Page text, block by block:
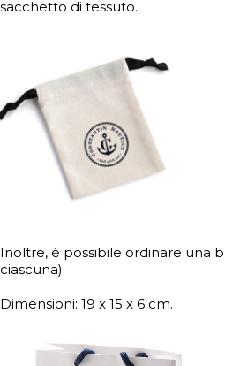
sacchetto di tessuto.
Inoltre, è possibile ordinare una
ciascuna).
Dimensioni: 19 x 15 x 6 cm.